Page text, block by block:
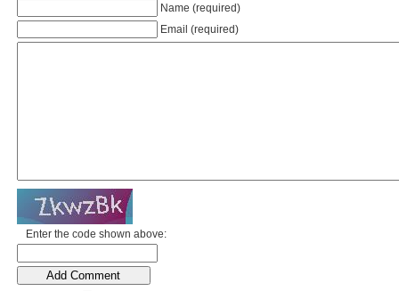
Name (required)
Email (required)
Enter the code shown above: